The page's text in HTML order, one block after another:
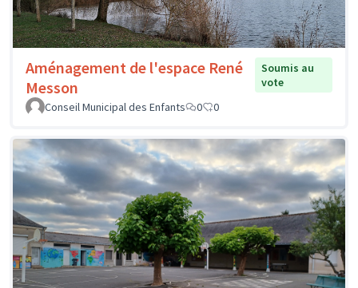
Aménagement de l'espace René
Messon
Soumis au
vote
Conseil Municipal des Enfants
0 0